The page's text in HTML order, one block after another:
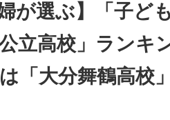
合サイト
門サイト
が選ぶ】「子ど
立高校」ランキ
「大分舞鶴高校